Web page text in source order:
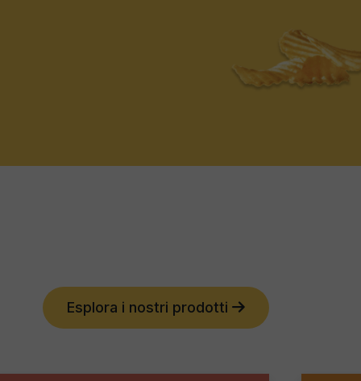
Esplora i nostri prodotti